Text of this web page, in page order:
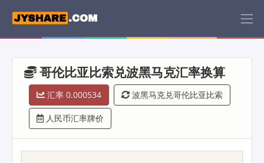
哥伦比亚比索兑波黑马克汇率换算
汇率 0.000534 波黑马克兑哥伦比亚比索
人民币汇率牌价